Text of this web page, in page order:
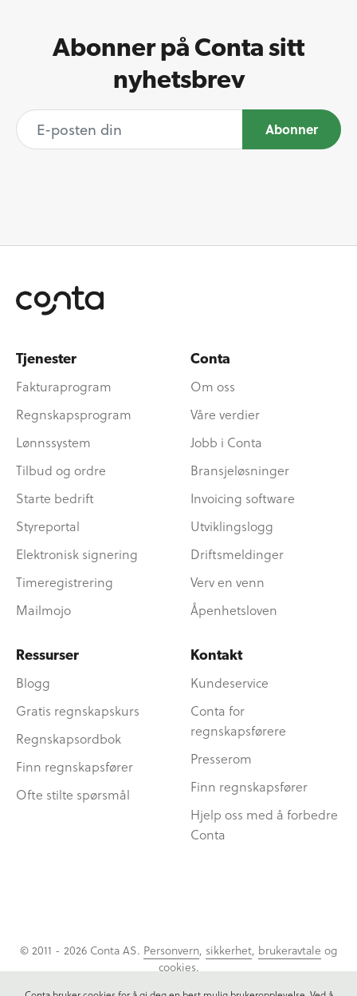
Abonner på Conta sitt
nyhetsbrev
Tjenester
Fakturaprogram
Regnskapsprogram
Lønnssystem
Tilbud og ordre
Starte bedrift
Styreportal
Elektronisk signering
Timeregistrering
Mailmojo
Conta
Om oss
Våre verdier
Jobb i Conta
Bransjeløsninger
Invoicing software
Utviklingslogg
Driftsmeldinger
Verv en venn
Åpenhetsloven
Ressurser
Blogg
Gratis regnskapskurs
Regnskapsordbok
Finn regnskapsfører
Ofte stilte spørsmål
Kontakt
Kundeservice
Conta for
regnskapsførere
Presserom
Finn regnskapsfører
Hjelp oss med å forbedre
Conta
© 2011 - 2026 Conta AS. Personvern, sikkerhet, brukeravtale og
cookies.